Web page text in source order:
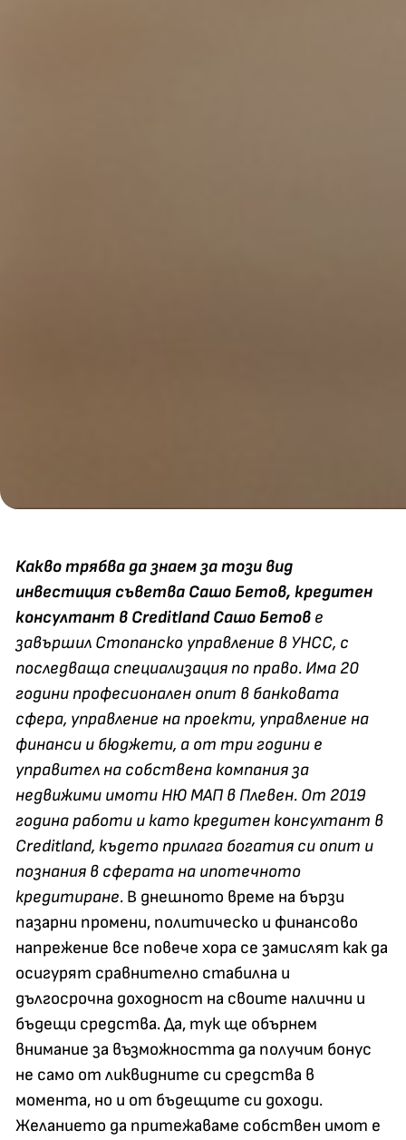
Какво трябва да знаем за този вид
инвестиция съветва Сашо Бетов, кредитен
консултант в Creditland Сашо Бетов е
завършил Стопанско управление в УНСС, с
последваща специализация по право. Има 20
години професионален опит в банковата
сфера, управление на проекти, управление на
финанси и бюджети, а от три години е
управител на собствена компания за
недвижими имоти НЮ МАП в Плевен. От 2019
година работи и като кредитен консултант в
Creditland, където прилага богатия си опит и
познания в сферата на ипотечното
кредитиране. В днешното време на бързи
пазарни промени, политическо и финансово
напрежение все повече хора се замислят как да
осигурят сравнително стабилна и
дългосрочна доходност на своите налични и
бъдещи средства. Да, тук ще обърнем
внимание за възможността да получим бонус
не само от ликвидните си средства в
момента, но и от бъдещите си доходи.
Желанието да притежаваме собствен имот е